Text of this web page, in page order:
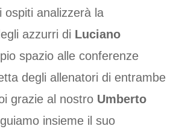
ospiti analizzerà la
azzurri di Luciano
spazio alle conferenze
degli allenatori di entrambe
grazie al nostro Umberto
insieme il suo